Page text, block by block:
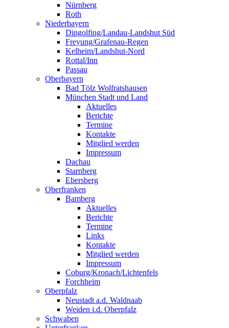
Nürnberg
Roth
Niederbayern
Dingolfing/Landau-Landshut Süd
Freyung/Grafenau-Regen
Kelheim/Landshut-Nord
Rottal/Inn
Passau
Oberbayern
Bad Tölz Wolfratshausen
München Stadt und Land
Aktuelles
Berichte
Termine
Kontakte
Mitglied werden
Impressum
Dachau
Starnberg
Ebersberg
Oberfranken
Bamberg
Aktuelles
Berichte
Termine
Links
Kontakte
Mitglied werden
Impressum
Coburg/Kronach/Lichtenfels
Forchheim
Oberpfalz
Neustadt a.d. Waldnaab
Weiden i.d. Oberpfalz
Schwaben